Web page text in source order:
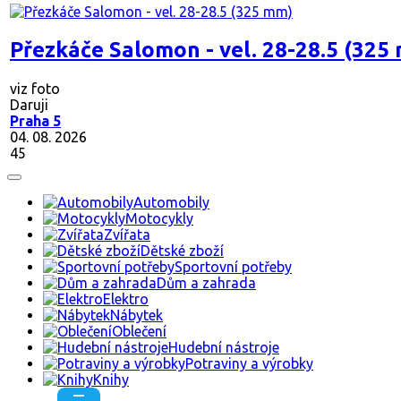
Přezkáče Salomon - vel. 28-28.5 (325
viz foto
Daruji
Praha 5
04. 08. 2026
45
Automobily
Motocykly
Zvířata
Dětské zboží
Sportovní potřeby
Dům a zahrada
Elektro
Nábytek
Oblečení
Hudební nástroje
Potraviny a výrobky
Knihy